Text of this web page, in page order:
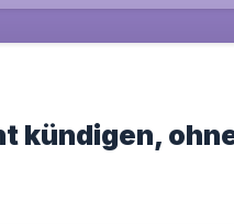
kündigen,